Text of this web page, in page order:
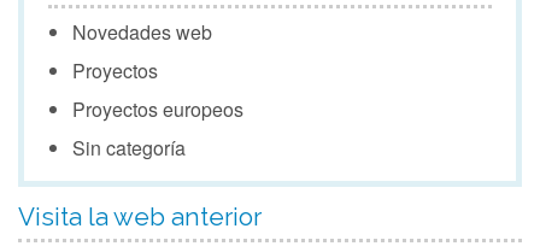
Novedades web
Proyectos
Proyectos europeos
Sin categoría
Visita la web anterior